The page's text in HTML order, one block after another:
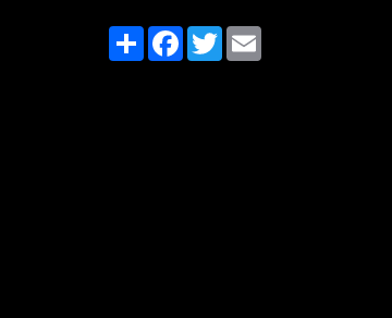
PartagerFacebookTwitter